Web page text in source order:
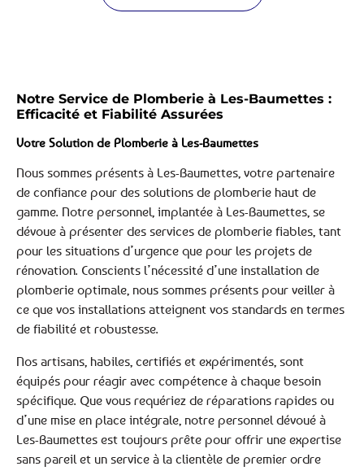
Notre Service de Plomberie à Les-Baumettes :
Efficacité et Fiabilité Assurées
Votre Solution de Plomberie à Les-Baumettes
Nous sommes présents à Les-Baumettes, votre partenaire
de confiance pour des solutions de plomberie haut de
gamme. Notre personnel, implantée à Les-Baumettes, se
dévoue à présenter des services de plomberie fiables, tant
pour les situations d’urgence que pour les projets de
rénovation. Conscients l’nécessité d’une installation de
plomberie optimale, nous sommes présents pour veiller à
ce que vos installations atteignent vos standards en termes
de fiabilité et robustesse.
Nos artisans, habiles, certifiés et expérimentés, sont
équipés pour réagir avec compétence à chaque besoin
spécifique. Que vous requériez de réparations rapides ou
d’une mise en place intégrale, notre personnel dévoué à
Les-Baumettes est toujours prête pour offrir une expertise
sans pareil et un service à la clientèle de premier ordre